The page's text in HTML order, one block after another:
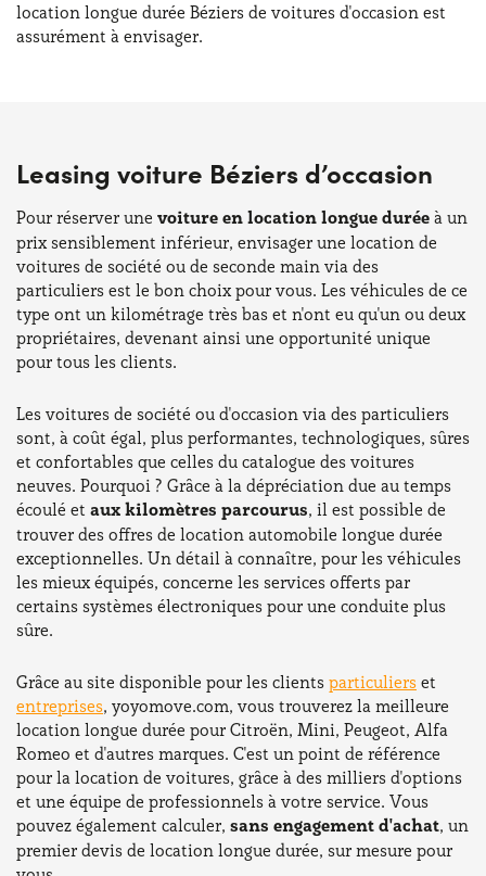
location longue durée Béziers de voitures d'occasion est
assurément à envisager.
Leasing voiture Béziers d’occasion
Pour réserver une voiture en location longue durée à un
prix sensiblement inférieur, envisager une location de
voitures de société ou de seconde main via des
particuliers est le bon choix pour vous. Les véhicules de ce
type ont un kilométrage très bas et n'ont eu qu'un ou deux
propriétaires, devenant ainsi une opportunité unique
pour tous les clients.
Les voitures de société ou d'occasion via des particuliers
sont, à coût égal, plus performantes, technologiques, sûres
et confortables que celles du catalogue des voitures
neuves. Pourquoi ? Grâce à la dépréciation due au temps
écoulé et aux kilomètres parcourus, il est possible de
trouver des offres de location automobile longue durée
exceptionnelles. Un détail à connaître, pour les véhicules
les mieux équipés, concerne les services offerts par
certains systèmes électroniques pour une conduite plus
sûre.
Grâce au site disponible pour les clients particuliers et
entreprises, yoyomove.com, vous trouverez la meilleure
location longue durée pour Citroën, Mini, Peugeot, Alfa
Romeo et d'autres marques. C'est un point de référence
pour la location de voitures, grâce à des milliers d'options
et une équipe de professionnels à votre service. Vous
pouvez également calculer, sans engagement d'achat, un
premier devis de location longue durée, sur mesure pour